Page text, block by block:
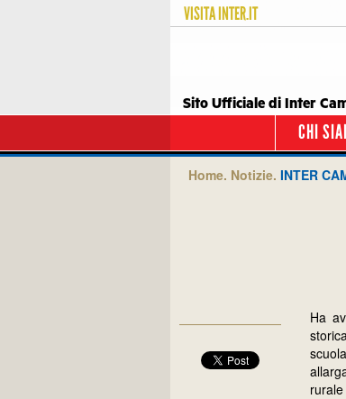
VISITAINTER.IT
Sito Ufficiale di Inter
CHI
Home. Notizie. INTER
Ha